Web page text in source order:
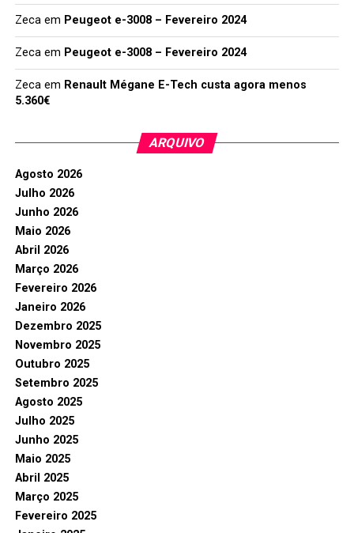
Zecaem Peugeot e-3008 – Fevereiro 2024
Zecaem Peugeot e-3008 – Fevereiro 2024
Zecaem Renault Mégane E-Tech custa agora menos
5.360€
ARQUIVO
Agosto 2026
Julho 2026
Junho 2026
Maio 2026
Abril 2026
Março 2026
Fevereiro 2026
Janeiro 2026
Dezembro 2025
Novembro 2025
Outubro 2025
Setembro 2025
Agosto 2025
Julho 2025
Junho 2025
Maio 2025
Abril 2025
Março 2025
Fevereiro 2025